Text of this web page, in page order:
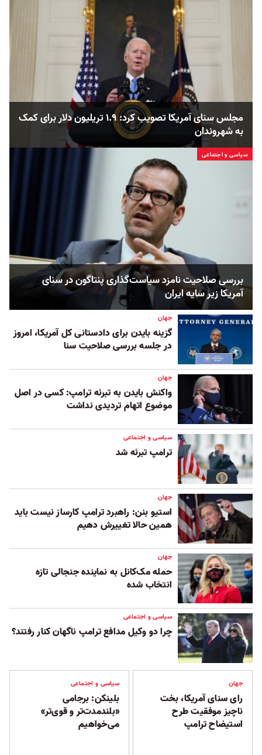
مجلس سنای آمریکا تصویب کرد: ۱.۹ تریلیون دلار برای کمک
به شهروندان
سیاسی و اجتماعی
بررسی صلاحیت نامزد سیاست‌گذاری پنتاگون در سنای
آمریکا زیر سایه ایران
جهان
گزینه بایدن برای دادستانی کل آمریکا، امروز
در جلسه بررسی صلاحیت سنا
جهان
واکنش بایدن به تبرئه ترامپ: کسی در اصل
موضوع اتهام تردیدی نداشت
سیاسی و اجتماعی
ترامپ تبرئه شد
جهان
استیو بنن: راهبرد ترامپ کارساز نیست باید
همین حالا تغییرش دهیم
جهان
حمله مک‌کانل به نماینده جنجالی تازه
انتخاب شده
سیاسی و اجتماعی
چرا دو وکیل مدافع ترامپ ناگهان کنار رفتند؟
جهان
رای سنای آمریکا، بخت
ناچیز موفقیت طرح
استیضاح ترامپ
سیاسی و اجتماعی
بلینکن: برجامی
«بلندمدت‌تر و قوی‌تر»
می‌خواهیم